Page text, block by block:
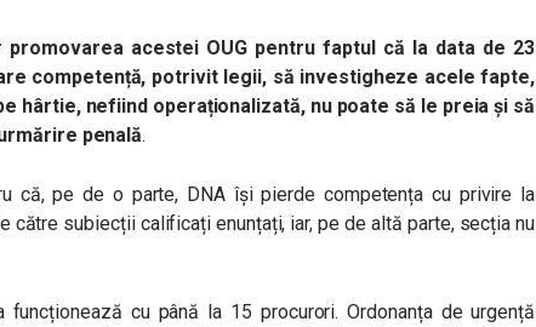
acestei OUG pentru faptul că la data de 23
competență, potrivit legii, să investigheze acele fapte,
hârtie, nefiind operaționalizată, nu poate să le preia și să
penală.
că, pe de o parte, DNA își pierde competența cu privire la
subiecții calificați enunțați, iar, pe de altă parte, secția nu
cu până la 15 procurori. Ordonanța de urgență